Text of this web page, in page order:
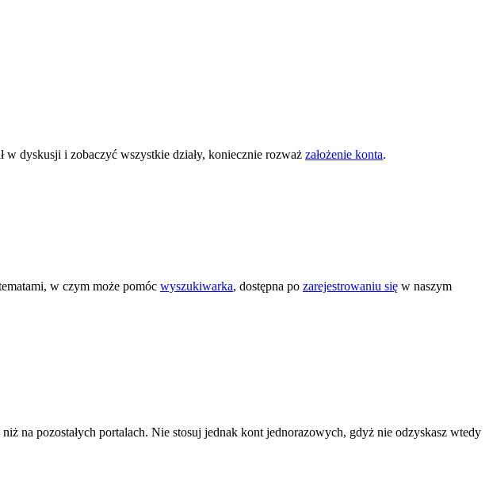
dyskusji i zobaczyć wszystkie działy, koniecznie rozważ założenie konta.
w czym może pomóc wyszukiwarka, dostępna po zarejestrowaniu się w naszym
na pozostałych portalach. Nie stosuj jednak kont jednorazowych, gdyż nie odzyskasz wtedy